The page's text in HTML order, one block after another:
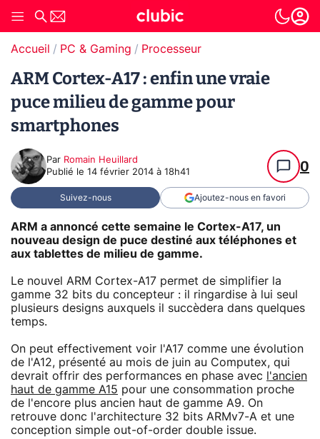
Accueil PC & Gaming Processeur
ARM Cortex-A17 : enfin une vraie
puce milieu de gamme pour
smartphones
Par Romain Heuillard
Publié le 14 février 2014 à 18h41 0
Suivez-nous Ajoutez-nous en favori
ARM a annoncé cette semaine le Cortex-A17, un
nouveau design de puce destiné aux téléphones et
aux tablettes de milieu de gamme.
Le nouvel ARM Cortex-A17 permet de simplifier la
gamme 32 bits du concepteur : il ringardise à lui seul
plusieurs designs auxquels il succèdera dans quelques
temps.
On peut effectivement voir l'A17 comme une évolution
de l'A12, présenté au mois de juin au Computex, qui
devrait offrir des performances en phase avec
l'ancien
haut de gamme A15 pour une consommation proche
de l'encore plus ancien haut de gamme A9. On
retrouve donc l'architecture 32 bits ARMv7-A et une
conception simple out-of-order double issue.